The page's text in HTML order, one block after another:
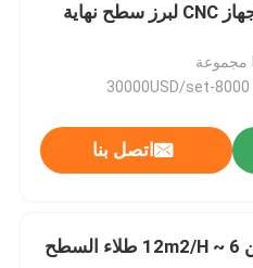
للصدأ لجهاز CNC لبرز سطح نهاية
اتصل بنا
آلة طحن 6 ~ 12m2/H طلاء السطح